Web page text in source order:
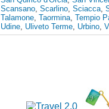
Scansano, Scarlino, Sciacca,
Talamone, Taormina, Tempio
Udine, Uliveto Terme, Urbino,